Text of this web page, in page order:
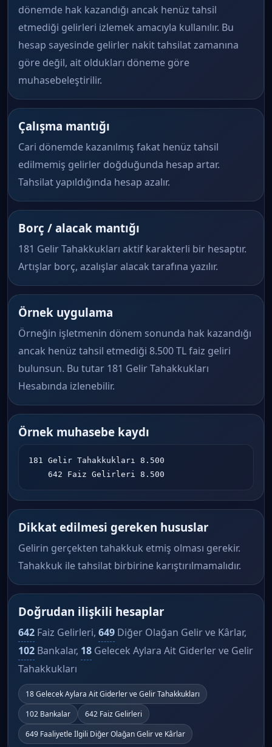
dönemde hak kazandığı ancak henüz tahsil
etmediği gelirleri izlemek amacıyla kullanılır. Bu
hesap sayesinde gelirler nakit tahsilat zamanına
göre değil, ait oldukları döneme göre
muhasebeleştirilir.
Çalışma mantığı
Cari dönemde kazanılmış fakat henüz tahsil
edilmemiş gelirler doğduğunda hesap artar.
Tahsilat yapıldığında hesap azalır.
Borç / alacak mantığı
181 Gelir Tahakkukları aktif karakterli bir hesaptır.
Artışlar borç, azalışlar alacak tarafına yazılır.
Örnek uygulama
Örneğin işletmenin dönem sonunda hak kazandığı
ancak henüz tahsil etmediği 8.500 TL faiz geliri
bulunsun. Bu tutar 181 Gelir Tahakkukları
Hesabında izlenebilir.
Örnek muhasebe kaydı
181 Gelir Tahakkukları 8.500
    642 Faiz Gelirleri 8.500
Dikkat edilmesi gereken hususlar
Gelirin gerçekten tahakkuk etmiş olması gerekir.
Tahakkuk ile tahsilat birbirine karıştırılmamalıdır.
Doğrudan ilişkili hesaplar
642 Faiz Gelirleri, 649 Diğer Olağan Gelir ve Kârlar,
102 Bankalar, 18 Gelecek Aylara Ait Giderler ve Gelir
Tahakkukları
18 Gelecek Aylara Ait Giderler ve Gelir Tahakkukları
102 Bankalar
642 Faiz Gelirleri
649 Faaliyetle İlgili Diğer Olağan Gelir ve Kârlar